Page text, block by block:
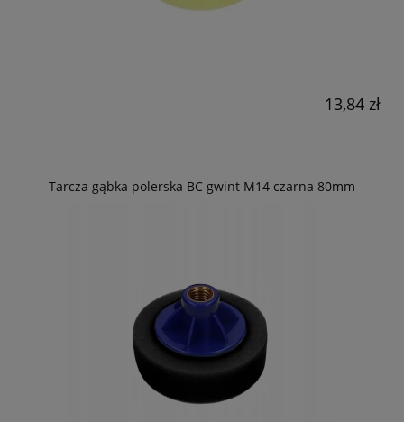
13,84 zł
Tarcza gąbka polerska BC gwint M14 czarna 80mm